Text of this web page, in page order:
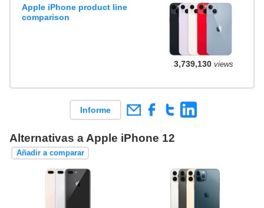
Apple iPhone product line
comparison
3,739,130views
Informe
Alternativas a Apple iPhone 12
Añadir a comparar